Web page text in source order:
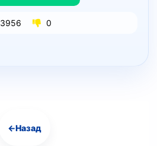
3956 0
Навигация
←Назад